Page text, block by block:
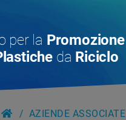
per la Promozione
da Riciclo
AZIENDE ASSOCIATE